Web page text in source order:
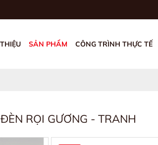
SẢN PHẨM CÔNG TRÌNH THỰC TẾ
RỌI GƯƠNG - TRANH